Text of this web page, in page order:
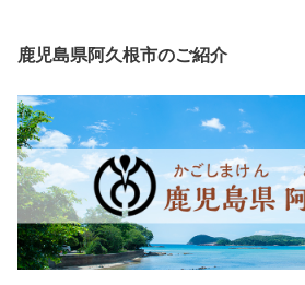
鹿児島県阿久根市のご紹介